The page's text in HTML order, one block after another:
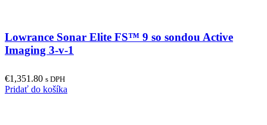
Lowrance Sonar Elite FS™ 9 so sondou Active
Imaging 3-v-1
€1,351.80 s DPH
Pridať do košíka